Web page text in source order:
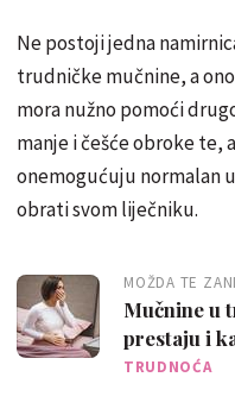
Ne postoji jedna
trudničke mučnine, a
mora nužno pomoći
manje i češće obroke te,
onemogućuju normalan
obrati svom liječniku.
MOŽDA TE
Mučnine u
prestaju i
TRUDNOĆA